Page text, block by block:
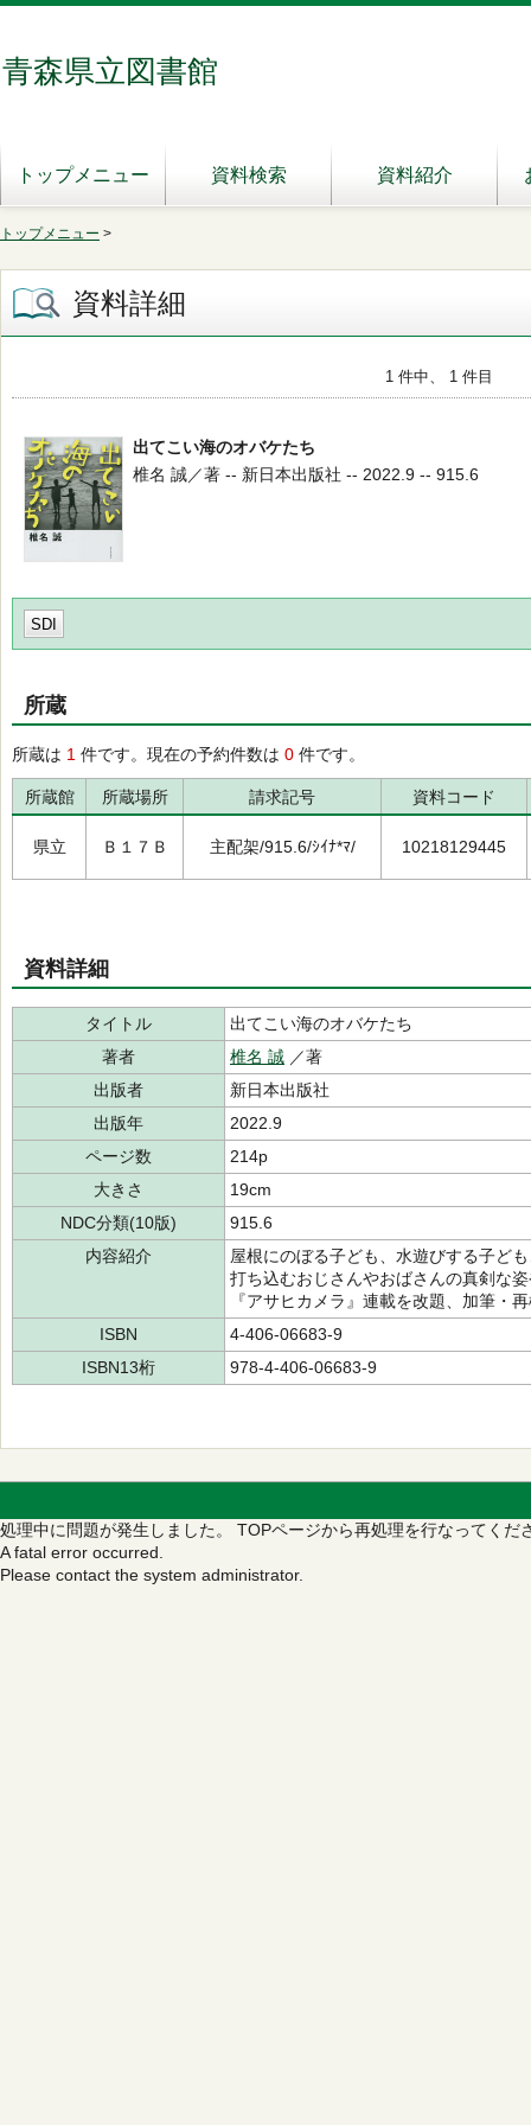
青森県立図書館
トップメニュー 資料検索 資料紹介
トップメニュー >
資料詳細
1 件中、 1 件目
出てこい海のオバケたち
椎名 誠／著 -- 新日本出版社 -- 2022.9 -- 915.6
SDI
所蔵
所蔵は 1 件です。現在の予約件数は 0 件です。
所蔵館 所蔵場所 請求記号 資料コード
県立 Ｂ１７Ｂ 主配架/915.6/ｼｲﾅ*ﾏ/ 10218129445
資料詳細
タイトル
出てこい海のオバケたち
著者
椎名 誠 ／著
出版者
新日本出版社
出版年
2022.9
ページ数
214p
大きさ
19cm
NDC分類(10版)
915.6
内容紹介
屋根にのぼる子ども、水遊びする子ど
打ち込むおじさんやおばさんの真剣な
『アサヒカメラ』連載を改題、加筆・
ISBN
4-406-06683-9
ISBN13桁
978-4-406-06683-9
処理中に問題が発生しました。 TOPページから再処理を行なってくだ
A fatal error occurred.
Please contact the system administrator.